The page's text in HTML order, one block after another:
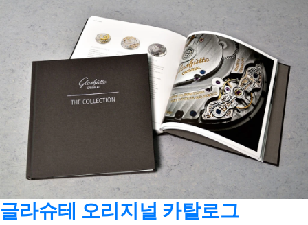
글라슈테 오리지널 카탈로그